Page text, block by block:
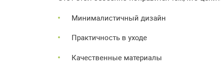
Минималистичный дизайн
Практичность в уходе
Качественные материалы